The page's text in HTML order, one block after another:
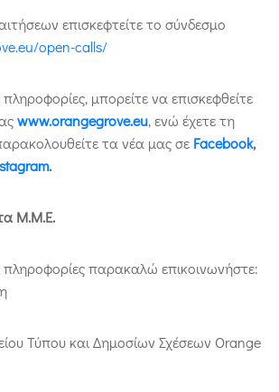
επισκεφτείτε το σύνδεσμο
open-calls/
πληροφορίες, μπορείτε να επισκεφθείτε
www.orangegrove.eu, ενώ έχετε τη
τα νέα μας σε Facebook,
.
Μ.Μ.Ε.
πληροφορίες παρακαλώ επικοινωνήστε:
Τύπου και Δημοσίων Σχέσεων Orange